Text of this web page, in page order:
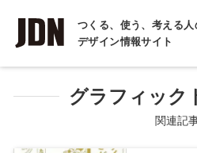
つくる、使う、考える人
デザイン情報サイト
INTERVIEW
インタビュー
REPORT
グラフィック
関連記